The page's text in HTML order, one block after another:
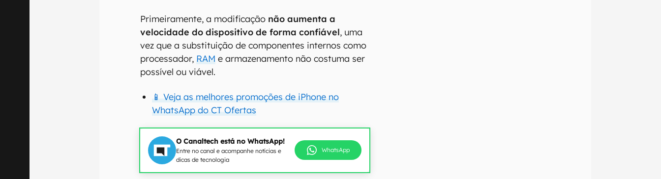
Primeiramente, a modificação não aumenta a
velocidade do dispositivo de forma confiável, uma
vez que a substituição de componentes internos como
processador, RAM e armazenamento não costuma ser
possível ou viável.
📱 Veja as melhores promoções de iPhone no
WhatsApp do CT Ofertas
O Canaltech está no WhatsApp!
Entre no canal e acompanhe notícias e
dicas de tecnologia
WhatsApp